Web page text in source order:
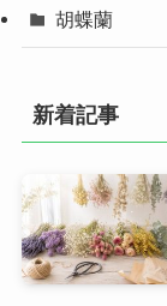
胡蝶蘭
新着記事